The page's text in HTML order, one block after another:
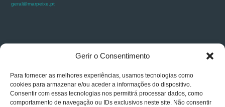
Gerir o Consentimento
Para fornecer as melhores experiências, usamos tecnologias como
cookies para armazenar e/ou aceder a informações do dispositivo.
Consentir com essas tecnologias nos permitirá processar dados, como
comportamento de navegação ou IDs exclusivos neste site. Não consentir
geral@marpeixe.pt